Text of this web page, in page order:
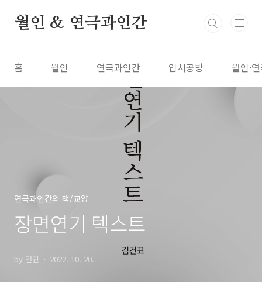
월인 & 연극과인간
홈 월인 연극과인간 입시공방 월인·
연극과인간의 책/교양
장면연기 텍스트
by 연인 2022. 10. 20.